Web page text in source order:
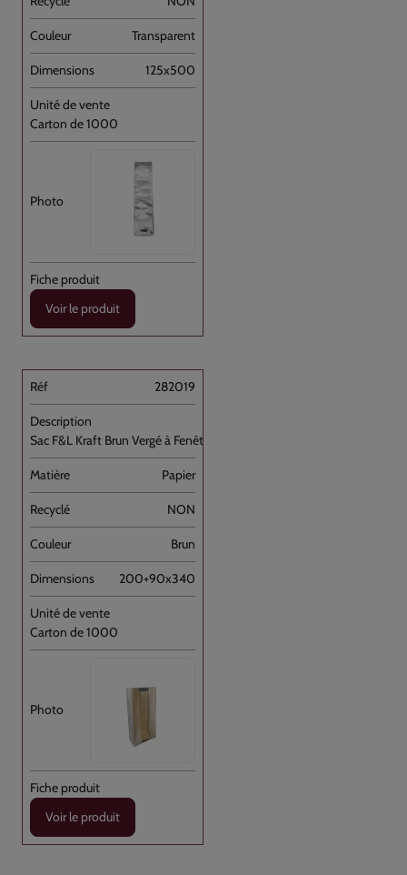
Transparent
125x500
Carton de 1000
Voir le produit
282019
Sac F&L Kraft Brun Vergé à Fenêtre [...]
Papier
NON
Brun
200+90x340
Carton de 1000
Voir le produit